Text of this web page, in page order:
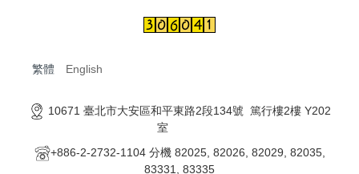
繁體 English
10671 臺北市大安區和平東路2段134號 篤行樓2樓 Y202
室
+886-2-2732-1104 分機 82025, 82026, 82029, 82035,
83331, 83335